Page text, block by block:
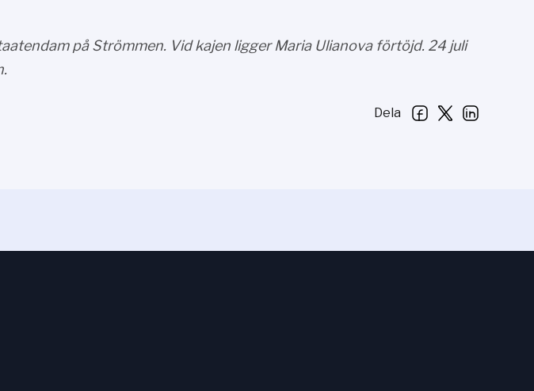
på Strömmen. Vid kajen ligger Maria Ulianova förtöjd. 24 juli
Dela